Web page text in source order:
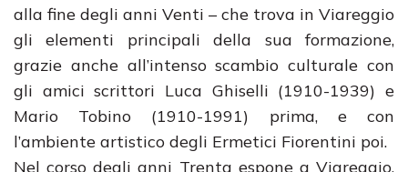
alla fine degli anni Venti – che trova in Viareggio
gli elementi principali della sua formazione,
grazie anche all’intenso scambio culturale con
gli amici scrittori Luca Ghiselli (1910-1939) e
Mario Tobino (1910-1991) prima, e con
l’ambiente artistico degli Ermetici Fiorentini poi.
Nel corso degli anni Trenta espone a Viareggio,